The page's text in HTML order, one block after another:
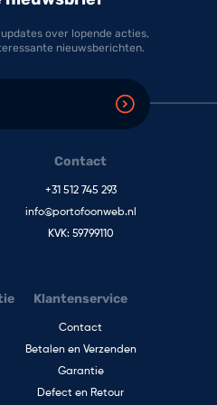
over lopende acties,
nieuwsberichten.
Contact
+31 512 745 293
info@portofoonweb.nl
KVK: 59799110
Klantenservice
Contact
Betalen en Verzenden
Garantie
Defect en Retour